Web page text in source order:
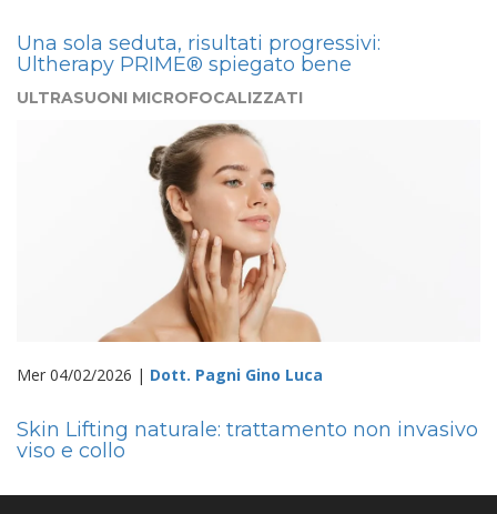
Una sola seduta, risultati progressivi:
Ultherapy PRIME® spiegato bene
ULTRASUONI MICROFOCALIZZATI
Mer 04/02/2026 | Dott. Pagni Gino Luca
Skin Lifting naturale: trattamento non invasivo
viso e collo